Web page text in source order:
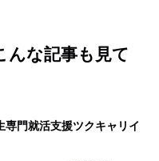
んな記事も見て
専門就活支援ツクキャリイ